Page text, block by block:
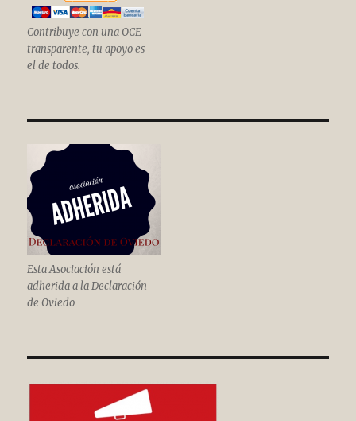
Contribuye con una OCE
transparente, tu apoyo es
el de todos.
Esta Asociación está
adherida a la Declaración
de Oviedo